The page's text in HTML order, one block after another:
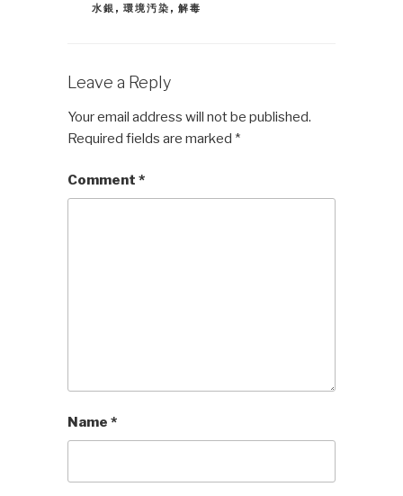
水銀 ,環境汚染 ,解毒
Leave a Reply
Your email address will not be published.
Required fields are marked *
Comment *
Name *